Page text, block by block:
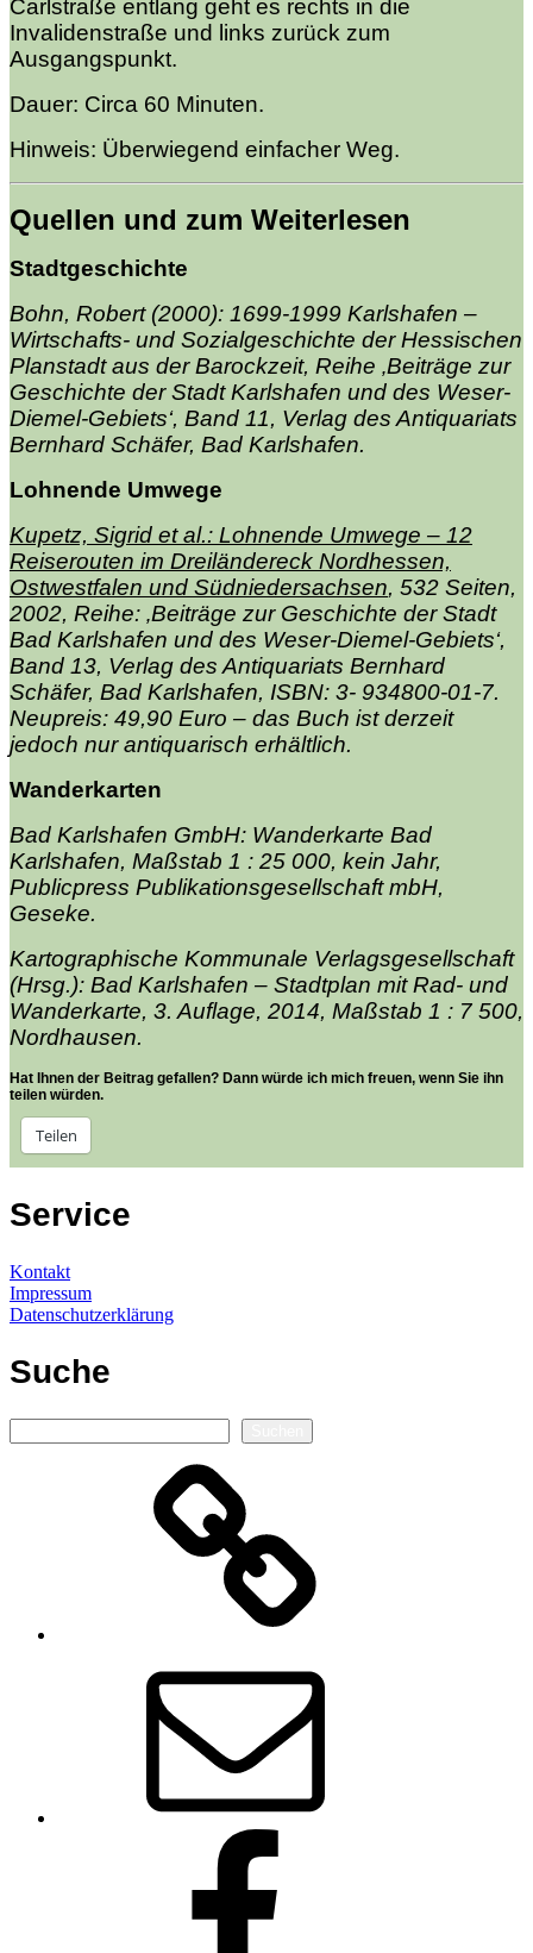
Carlstraße entlang geht es rechts in die
Invalidenstraße und links zurück zum
Ausgangspunkt.
Dauer: Circa 60 Minuten.
Hinweis: Überwiegend einfacher Weg.
Quellen und zum Weiterlesen
Stadtgeschichte
Bohn, Robert (2000): 1699-1999 Karlshafen –
Wirtschafts- und Sozialgeschichte der Hessischen
Planstadt aus der Barockzeit, Reihe ‚Beiträge zur
Geschichte der Stadt Karlshafen und des Weser-
Diemel-Gebiets‘, Band 11, Verlag des Antiquariats
Bernhard Schäfer, Bad Karlshafen.
Lohnende Umwege
Kupetz, Sigrid et al.: Lohnende Umwege – 12
Reiserouten im Dreiländereck Nordhessen,
Ostwestfalen und Südniedersachsen, 532 Seiten,
2002, Reihe: ‚Beiträge zur Geschichte der Stadt
Bad Karlshafen und des Weser-Diemel-Gebiets‘,
Band 13, Verlag des Antiquariats Bernhard
Schäfer, Bad Karlshafen, ISBN: 3- 934800-01-7.
Neupreis: 49,90 Euro – das Buch ist derzeit
jedoch nur antiquarisch erhältlich.
Wanderkarten
Bad Karlshafen GmbH: Wanderkarte Bad
Karlshafen, Maßstab 1 : 25 000, kein Jahr,
Publicpress Publikationsgesellschaft mbH,
Geseke.
Kartographische Kommunale Verlagsgesellschaft
(Hrsg.): Bad Karlshafen – Stadtplan mit Rad- und
Wanderkarte, 3. Auflage, 2014, Maßstab 1 : 7 500,
Nordhausen.
Hat Ihnen der Beitrag gefallen? Dann würde ich mich freuen, wenn Sie ihn
teilen würden.
Teilen
Service
Kontakt
Impressum
Datenschutzerklärung
Suche